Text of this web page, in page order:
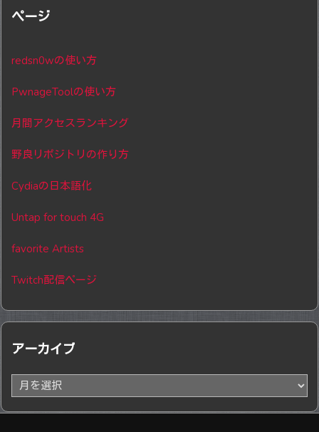
ページ
redsn0wの使い方
PwnageToolの使い方
月間アクセスランキング
野良リポジトリの作り方
Cydiaの日本語化
Untap for touch 4G
favorite Artists
Twitch配信ページ
アーカイブ
ア
ー
カ